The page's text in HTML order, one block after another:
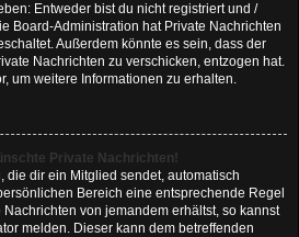
Entweder bist du nicht registriert und /
Board-Administration hat Private Nachrichten
Außerdem könnte es sein, dass der
Nachrichten zu verschicken, entzogen hat.
um weitere Informationen zu erhalten.
Private Nachrichten!
die dir ein Mitglied sendet, automatisch
Bereich eine entsprechende Regel
von jemandem erhältst, so kannst
melden. Dieser kann dem betreffenden